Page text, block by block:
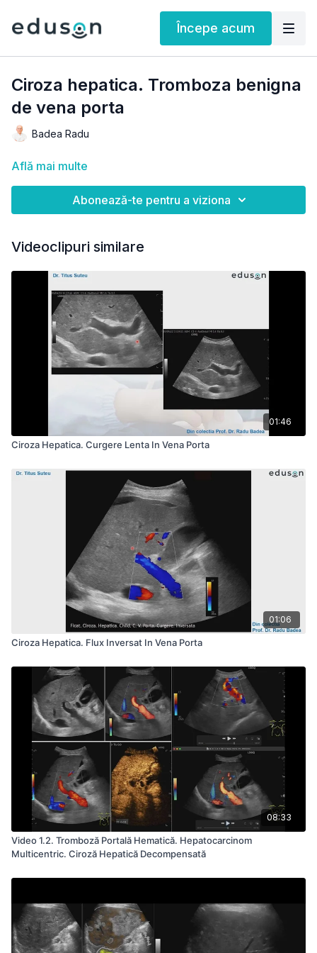
Începe acum
Ciroza hepatica. Tromboza benigna
de vena porta
Badea Radu
Află mai multe
Abonează-te pentru a viziona
Videoclipuri similare
01:46
Ciroza Hepatica. Curgere Lenta In Vena Porta
01:06
Ciroza Hepatica. Flux Inversat In Vena Porta
08:33
Video 1.2. Tromboză Portală Hematică. Hepatocarcinom
Multicentric. Ciroză Hepatică Decompensată